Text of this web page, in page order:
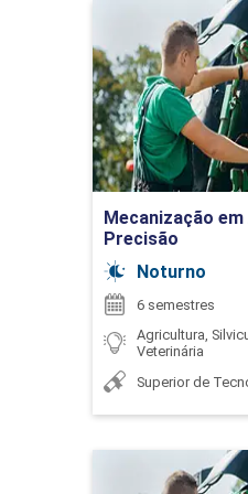
BROMATOLOGIA
CIDADANIA,
DIVERSIDADE
MARCOS CESAR DE
MARISA
FERREIRA
Mecanização
Precisão
Noturno
6 semestres
Agricultura,
Veterinária
Superior de
Ir para